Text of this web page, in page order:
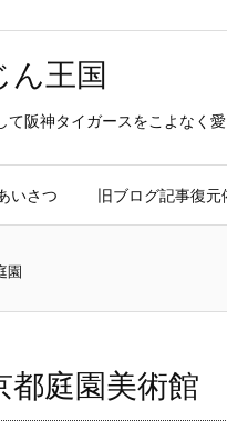
ん王国
て阪神タイガースをこよなく
いさつ 旧ブログ記事復元
園
都庭園美術館